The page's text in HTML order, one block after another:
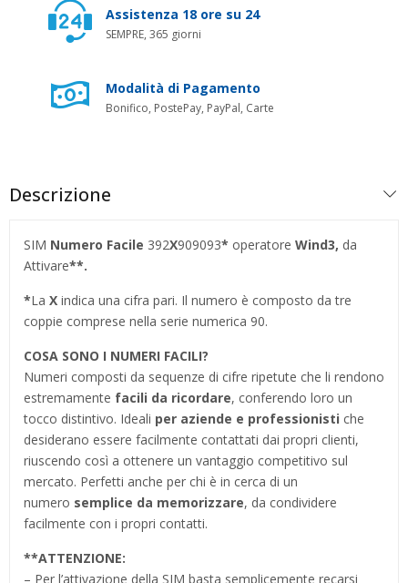
Assistenza 18 ore su 24
SEMPRE, 365 giorni
Modalità di Pagamento
Bonifico, PostePay, PayPal, Carte
Descrizione
SIM Numero Facile 392X909093* operatore Wind3, da
Attivare**.
*La X indica una cifra pari. Il numero è composto da tre
coppie comprese nella serie numerica 90.
COSA SONO I NUMERI FACILI?
Numeri composti da sequenze di cifre ripetute che li rendono
estremamente facili da ricordare, conferendo loro un
tocco distintivo. Ideali per aziende e professionisti che
desiderano essere facilmente contattati dai propri clienti,
riuscendo così a ottenere un vantaggio competitivo sul
mercato. Perfetti anche per chi è in cerca di un
numero semplice da memorizzare, da condividere
facilmente con i propri contatti.
**ATTENZIONE:
– Per l’attivazione della SIM basta semplicemente recarsi